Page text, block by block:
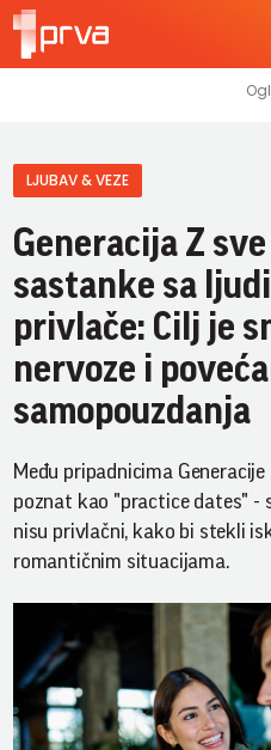
LJUBAV & VEZE
Generacija Z
sastanke sa
privlače: Cilj je
nervoze i
samopouzdanja
Među pripadnicima
poznat kao "practice dates" -
nisu privlačni, kako bi stekli
romantičnim situacijama.